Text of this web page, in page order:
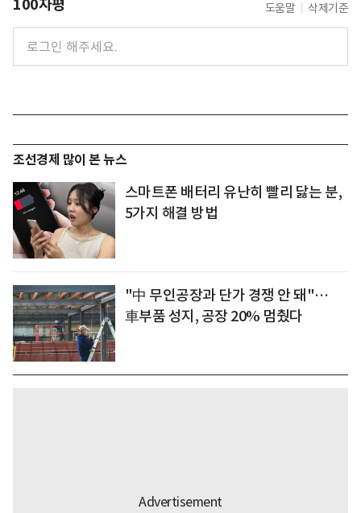
100자평 도움말 삭제기준
조선경제 많이 본 뉴스
스마트폰 배터리 유난히 빨리 닳는 분,
5가지 해결 방법
"中 무인공장과 단가 경쟁 안 돼"…
車부품 성지, 공장 20% 멈췄다